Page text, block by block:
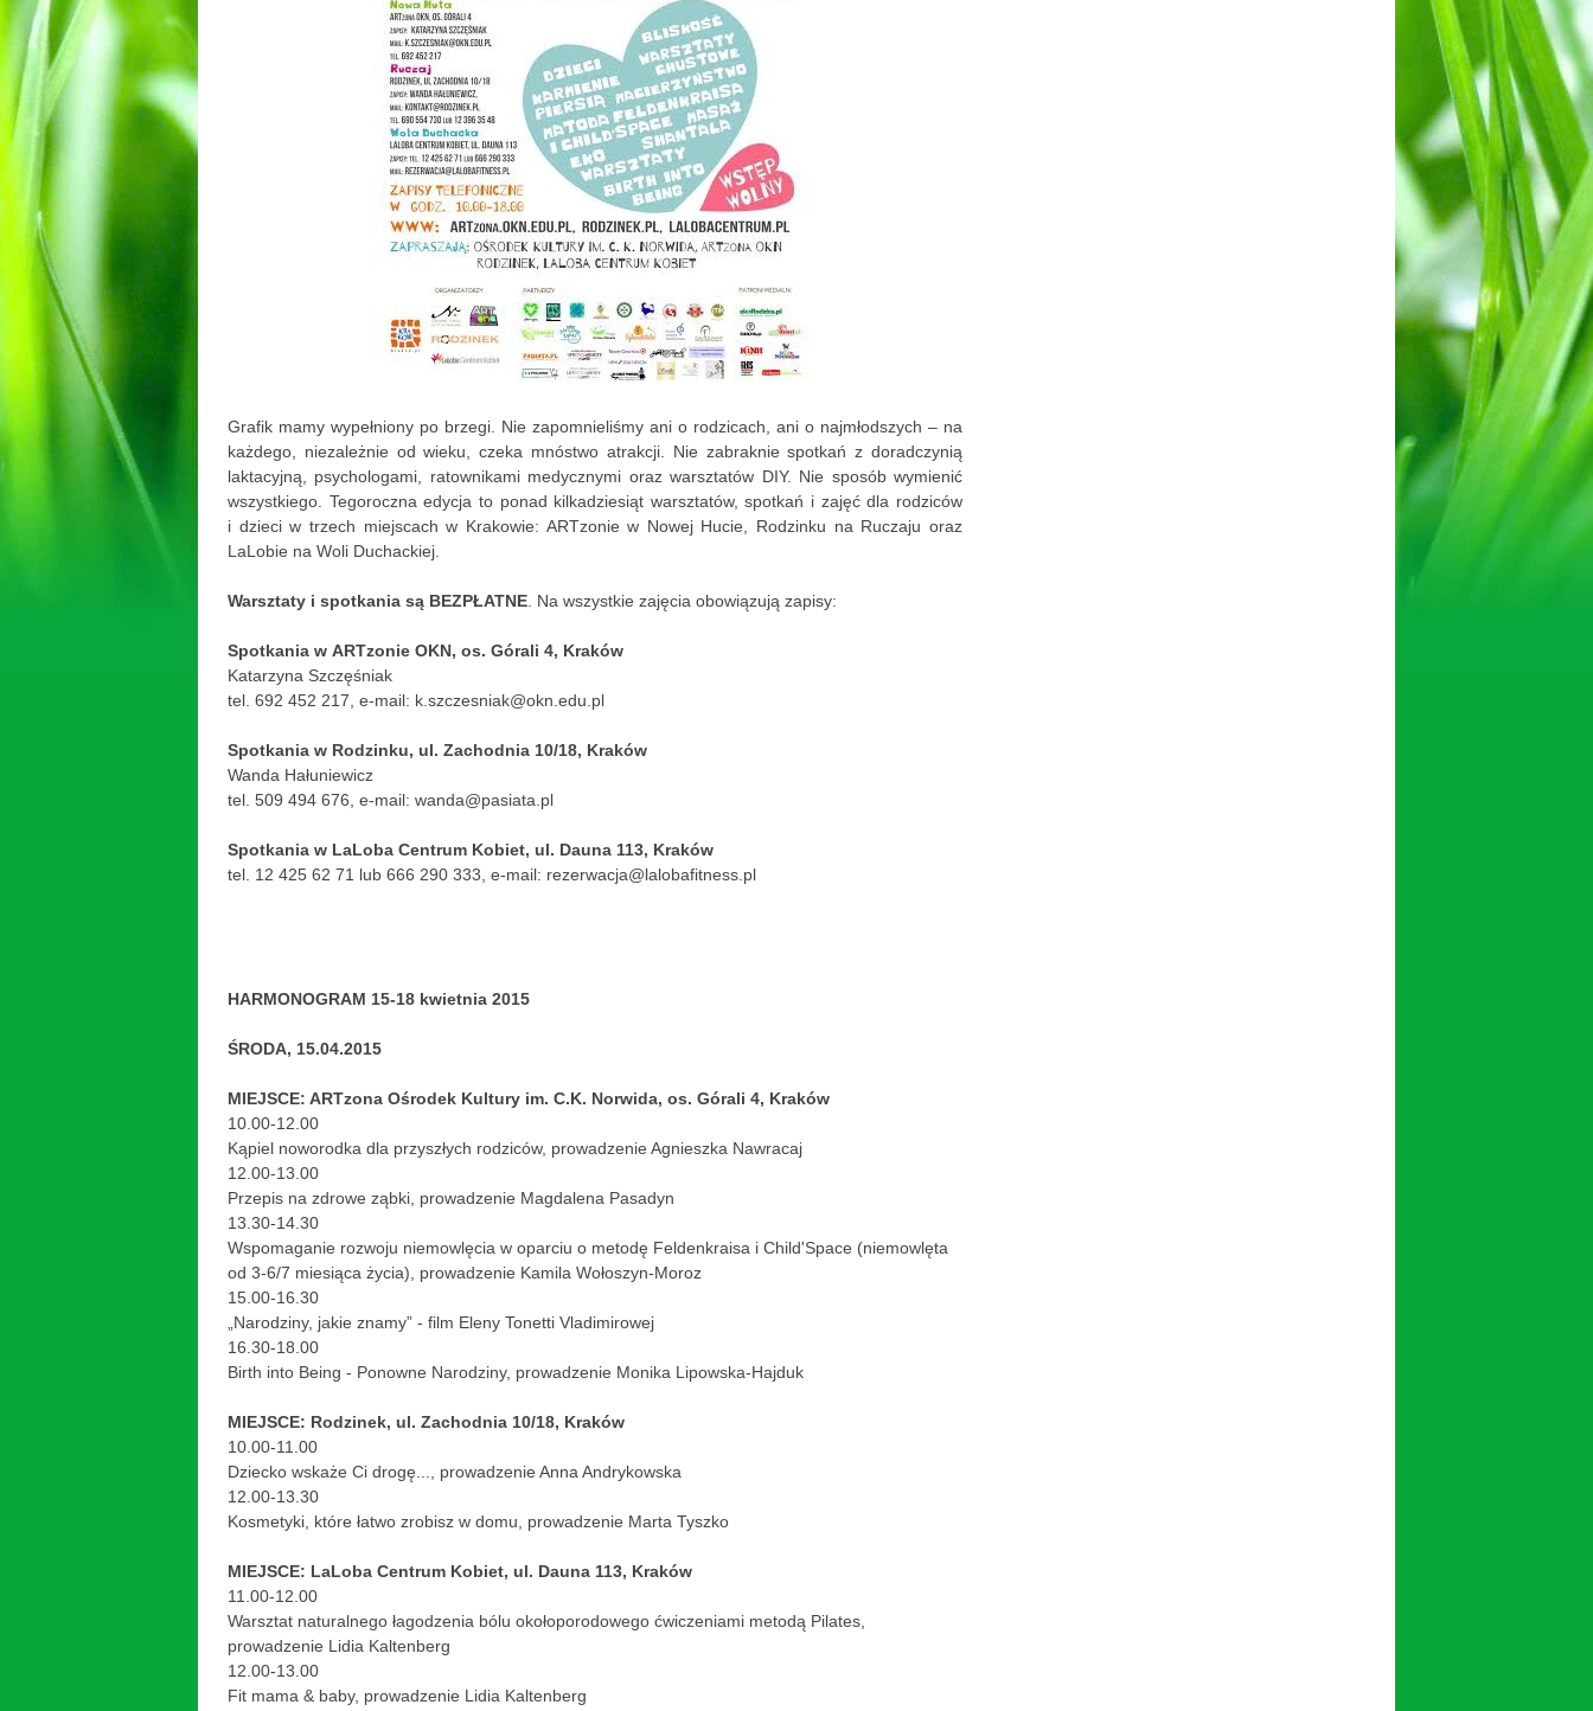
Grafik mamy wypełniony po brzegi. Nie zapomnieliśmy ani o rodzicach, ani o najmłodszych – na
każdego, niezależnie od wieku, czeka mnóstwo atrakcji. Nie zabraknie spotkań z doradczynią
laktacyjną, psychologami, ratownikami medycznymi oraz warsztatów DIY. Nie sposób wymienić
wszystkiego. Tegoroczna edycja to ponad kilkadziesiąt warsztatów, spotkań i zajęć dla rodziców
i dzieci w trzech miejscach w Krakowie: ARTzonie w Nowej Hucie, Rodzinku na Ruczaju oraz
LaLobie na Woli Duchackiej.
Warsztaty i spotkania są BEZPŁATNE . Na wszystkie zajęcia obowiązują zapisy:
Spotkania w ARTzonie OKN, os. Górali 4, Kraków
Katarzyna Szczęśniak
tel. 692 452 217, e-mail: k.szczesniak@okn.edu.pl
Spotkania w Rodzinku, ul. Zachodnia 10/18, Kraków
Wanda Hałuniewicz
tel. 509 494 676, e-mail: wanda@pasiata.pl
Spotkania w LaLoba Centrum Kobiet, ul. Dauna 113, Kraków
tel. 12 425 62 71 lub 666 290 333, e-mail: rezerwacja@lalobafitness.pl
HARMONOGRAM 15-18 kwietnia 2015
ŚRODA, 15.04.2015
MIEJSCE: ARTzona Ośrodek Kultury im. C.K. Norwida, os. Górali 4, Kraków
10.00-12.00
Kąpiel noworodka dla przyszłych rodziców, prowadzenie Agnieszka Nawracaj
12.00-13.00
Przepis na zdrowe ząbki, prowadzenie Magdalena Pasadyn
13.30-14.30
Wspomaganie rozwoju niemowlęcia w oparciu o metodę Feldenkraisa i Child'Space (niemowlęta
od 3-6/7 miesiąca życia), prowadzenie Kamila Wołoszyn-Moroz
15.00-16.30
„Narodziny, jakie znamy” - film Eleny Tonetti Vladimirowej
16.30-18.00
Birth into Being - Ponowne Narodziny, prowadzenie Monika Lipowska-Hajduk
MIEJSCE: Rodzinek, ul. Zachodnia 10/18, Kraków
10.00-11.00
Dziecko wskaże Ci drogę..., prowadzenie Anna Andrykowska
12.00-13.30
Kosmetyki, które łatwo zrobisz w domu, prowadzenie Marta Tyszko
MIEJSCE: LaLoba Centrum Kobiet, ul. Dauna 113, Kraków
11.00-12.00
Warsztat naturalnego łagodzenia bólu okołoporodowego ćwiczeniami metodą Pilates,
prowadzenie Lidia Kaltenberg
12.00-13.00
Fit mama & baby, prowadzenie Lidia Kaltenberg